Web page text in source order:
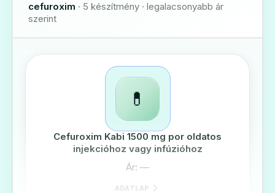
cefuroxim · 5 készítmény · legalacsonyabb ár
szerint
💊
Cefuroxim Kabi 1500 mg por oldatos
injekcióhoz vagy infúzióhoz
Ár: —
ADATLAP